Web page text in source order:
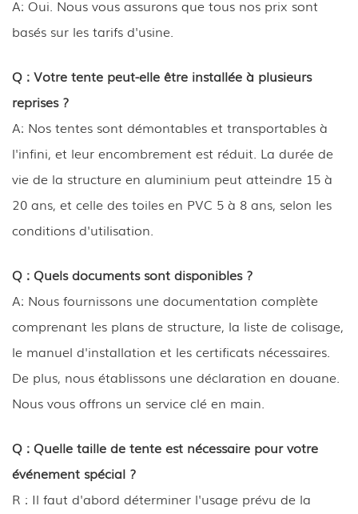
A: Oui. Nous vous assurons que tous nos prix sont
basés sur les tarifs d'usine.
Q : Votre tente peut-elle être installée à plusieurs
reprises ?
A: Nos tentes sont démontables et transportables à
l'infini, et leur encombrement est réduit. La durée de
vie de la structure en aluminium peut atteindre 15 à
20 ans, et celle des toiles en PVC 5 à 8 ans, selon les
conditions d'utilisation.
Q : Quels documents sont disponibles ?
A: Nous fournissons une documentation complète
comprenant les plans de structure, la liste de colisage,
le manuel d'installation et les certificats nécessaires.
De plus, nous établissons une déclaration en douane.
Nous vous offrons un service clé en main.
Q : Quelle taille de tente est nécessaire pour votre
événement spécial ?
R : Il faut d'abord déterminer l'usage prévu de la